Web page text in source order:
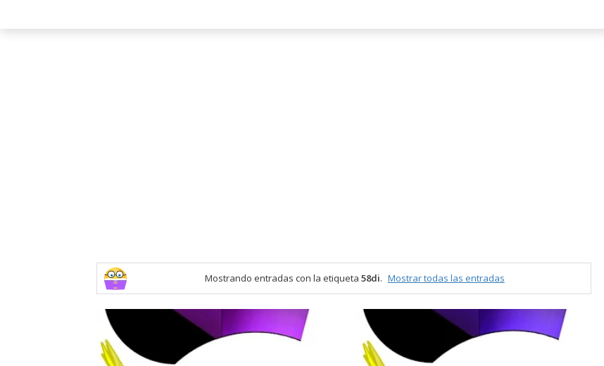
Mostrando entradas con la etiqueta 58di. Mostrar todas las entradas